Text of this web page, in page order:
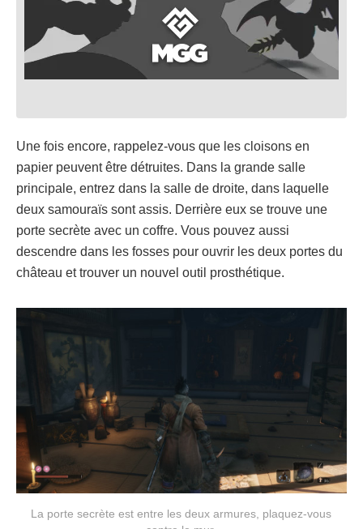
Une fois encore, rappelez-vous que les cloisons en
papier peuvent être détruites. Dans la grande salle
principale, entrez dans la salle de droite, dans laquelle
deux samouraïs sont assis. Derrière eux se trouve une
porte secrète avec un coffre. Vous pouvez aussi
descendre dans les fosses pour ouvrir les deux portes du
château et trouver un nouvel outil prosthétique.
La porte secrète est entre les deux armures, plaquez-vous